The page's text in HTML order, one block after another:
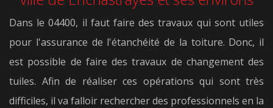
Dans le 04400, il faut faire des travaux qui sont utiles
pour l'assurance de l'étanchéité de la toiture. Donc, il
est possible de faire des travaux de changement des
tuiles. Afin de réaliser ces opérations qui sont très
difficiles, il va falloir rechercher des professionnels en la